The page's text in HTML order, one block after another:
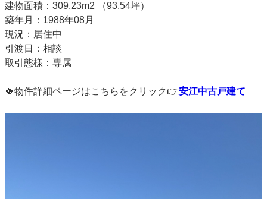
建物面積：309.23m2 （93.54坪）
築年月：1988年08月
現況：居住中
引渡日：相談
取引態様：専属
🍀物件詳細ページはこちらをクリック👉安江中古戸建て